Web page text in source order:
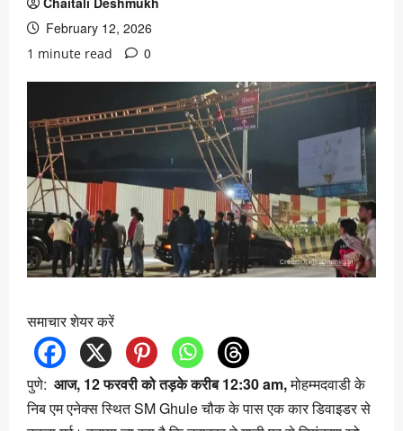
February 12, 2026
1 minute read 0
समाचार शेयर करें
पुणे: आज, 12 फरवरी को तड़के करीब 12:30 am,मोहम्मदवाडी के
निब एम एनेक्स स्थित SM Ghule चौक के पास एक कार डिवाइडर से